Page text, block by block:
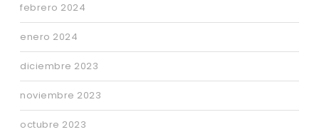
febrero 2024
enero 2024
diciembre 2023
noviembre 2023
octubre 2023